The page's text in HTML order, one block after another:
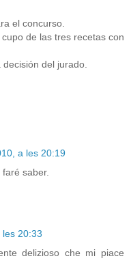
el concurso.
de las tres recetas con
del jurado.
a les 20:19
saber.
les 20:33
delizioso che mi piace